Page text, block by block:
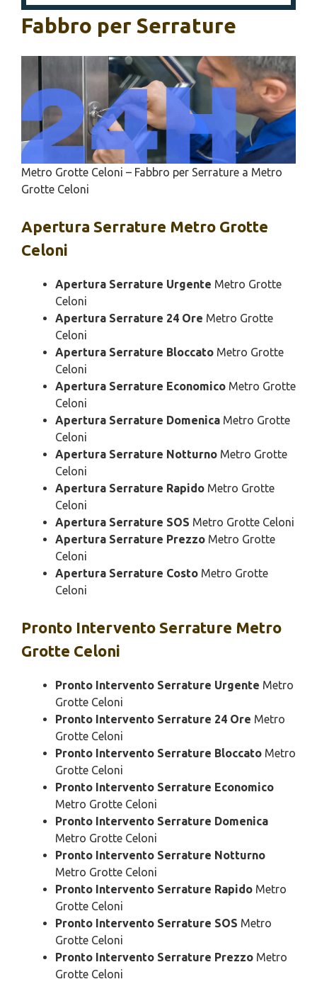
Fabbro per Serrature
Metro Grotte Celoni – Fabbro per Serrature a Metro
Grotte Celoni
Apertura Serrature Metro Grotte
Celoni
Apertura Serrature Urgente Metro Grotte
Celoni
Apertura Serrature 24 Ore Metro Grotte
Celoni
Apertura Serrature Bloccato Metro Grotte
Celoni
Apertura Serrature Economico Metro Grotte
Celoni
Apertura Serrature Domenica Metro Grotte
Celoni
Apertura Serrature Notturno Metro Grotte
Celoni
Apertura Serrature Rapido Metro Grotte
Celoni
Apertura Serrature SOS Metro Grotte Celoni
Apertura Serrature Prezzo Metro Grotte
Celoni
Apertura Serrature Costo Metro Grotte
Celoni
Pronto Intervento Serrature Metro
Grotte Celoni
Pronto Intervento Serrature Urgente Metro
Grotte Celoni
Pronto Intervento Serrature 24 Ore Metro
Grotte Celoni
Pronto Intervento Serrature Bloccato Metro
Grotte Celoni
Pronto Intervento Serrature Economico
Metro Grotte Celoni
Pronto Intervento Serrature Domenica
Metro Grotte Celoni
Pronto Intervento Serrature Notturno
Metro Grotte Celoni
Pronto Intervento Serrature Rapido Metro
Grotte Celoni
Pronto Intervento Serrature SOS Metro
Grotte Celoni
Pronto Intervento Serrature Prezzo Metro
Grotte Celoni